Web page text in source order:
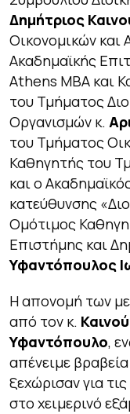
Δημήτριος
Οικονομικών και
Aκαδημαϊκής
Athens MBA και
του Τμήματος
Οργανισμών κ.
του Τμήματος
Καθηγητής του
και ο
κατεύθυνσης
Ομότιμος
Επιστήμης και
Υφαντόπουλος
Η απονομή των
από τον κ.
Υφαντόπουλο,
απένειμε
ξεχώρισαν για
στο χειμερινό